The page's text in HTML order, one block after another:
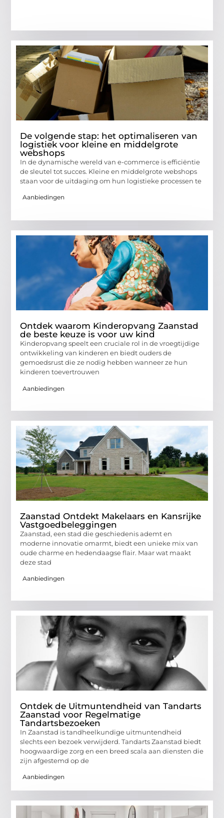
De volgende stap: het optimaliseren van
logistiek voor kleine en middelgrote
webshops
In de dynamische wereld van e-commerce is efficiëntie
de sleutel tot succes. Kleine en middelgrote webshops
staan voor de uitdaging om hun logistieke processen te
Aanbiedingen
Ontdek waarom Kinderopvang Zaanstad
de beste keuze is voor uw kind
Kinderopvang speelt een cruciale rol in de vroegtijdige
ontwikkeling van kinderen en biedt ouders de
gemoedsrust die ze nodig hebben wanneer ze hun
kinderen toevertrouwen
Aanbiedingen
Zaanstad Ontdekt Makelaars en Kansrijke
Vastgoedbeleggingen
Zaanstad, een stad die geschiedenis ademt en
moderne innovatie omarmt, biedt een unieke mix van
oude charme en hedendaagse flair. Maar wat maakt
deze stad
Aanbiedingen
Ontdek de Uitmuntendheid van Tandarts
Zaanstad voor Regelmatige
Tandartsbezoeken
In Zaanstad is tandheelkundige uitmuntendheid
slechts een bezoek verwijderd. Tandarts Zaanstad biedt
hoogwaardige zorg en een breed scala aan diensten die
zijn afgestemd op de
Aanbiedingen